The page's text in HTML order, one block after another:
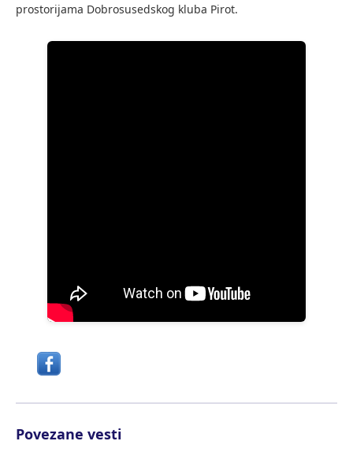
prostorijama Dobrosusedskog kluba Pirot.
Povezane vesti